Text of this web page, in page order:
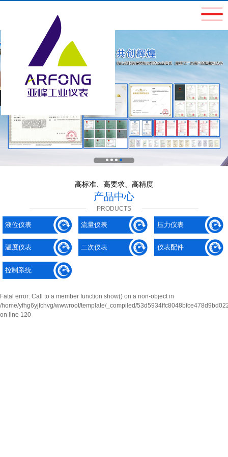
高标准、高要求、高精度
产品中心
PRODUCTS
液位仪表 流量仪表 压力仪表
温度仪表 二次仪表 仪表配件
控制系统
Fatal error: Call to a member function show() on a non-object in
/home/yfhg6yjfchvg/wwwroot/template/_compiled/
on line 120